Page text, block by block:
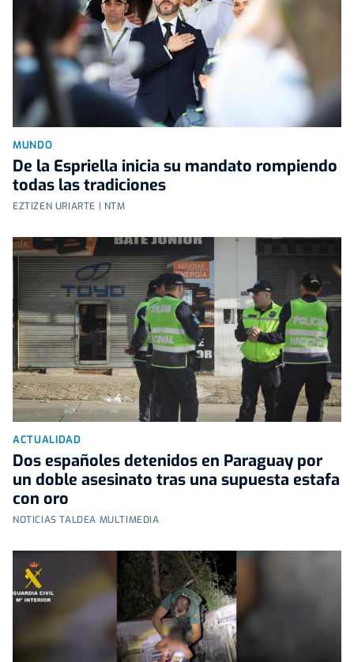
MUNDO
De la Espriella inicia su mandato rompiendo
todas las tradiciones
EZTIZEN URIARTE | NTM
ACTUALIDAD
Dos españoles detenidos en Paraguay por
un doble asesinato tras una supuesta estafa
con oro
NOTICIAS TALDEA MULTIMEDIA